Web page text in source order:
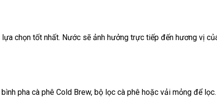
chọn tốt nhất. Nước sẽ ảnh hưởng trực tiếp đến hương vị
pha cà phê Cold Brew, bộ lọc cà phê hoặc vải mỏng để